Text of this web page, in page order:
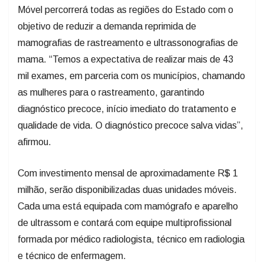
Móvel percorrerá todas as regiões do Estado com o
objetivo de reduzir a demanda reprimida de
mamografias de rastreamento e ultrassonografias de
mama. “Temos a expectativa de realizar mais de 43
mil exames, em parceria com os municípios, chamando
as mulheres para o rastreamento, garantindo
diagnóstico precoce, início imediato do tratamento e
qualidade de vida. O diagnóstico precoce salva vidas”,
afirmou.
Com investimento mensal de aproximadamente R$ 1
milhão, serão disponibilizadas duas unidades móveis.
Cada uma está equipada com mamógrafo e aparelho
de ultrassom e contará com equipe multiprofissional
formada por médico radiologista, técnico em radiologia
e técnico de enfermagem.